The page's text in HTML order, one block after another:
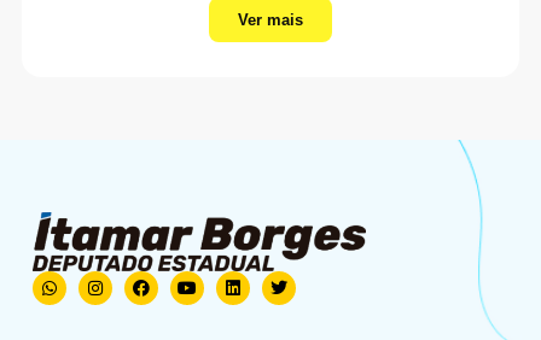
Ver mais